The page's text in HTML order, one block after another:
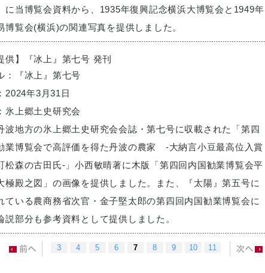
に当博覧会資料から、1935年復興記念横浜大博覧会と1949年
博覧会(横浜)の関連写真を提供しました。
供】『冰上』第七号 発刊
：『冰上』第七号
2024年3月31日
氷上郷土史研究会
波地方の氷上郷土史研究会会誌・第七号に収載された「第四
業博覧会で高評価を得た丹波の農家 -大納言小豆最高位入賞
松森の古田氏-」小西敏晴著に木版「第四回内国勧業博覧会平
極殿之図」の画像を提供しました。また、『太陽』第五号に
ている農商務省次官・金子堅太郎の第四回内国勧業博覧会に
説部分も参考資料として提供しました。
3 4 5 6 7 8 9 10 11